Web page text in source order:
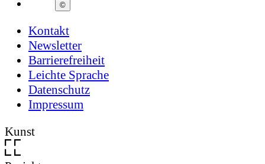
©
Kontakt
Newsletter
Barrierefreiheit
Leichte Sprache
Datenschutz
Impressum
Kunst